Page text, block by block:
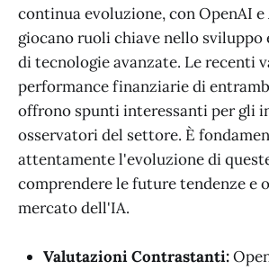
continua evoluzione, con OpenAI
giocano ruoli chiave nello sviluppo
di tecnologie avanzate. Le recenti
performance finanziarie di
offrono spunti interessanti per gli
osservatori del settore. È
attentamente l'evoluzione di
comprendere le future tendenze e
mercato dell'IA.
Valutazioni Contrastanti: